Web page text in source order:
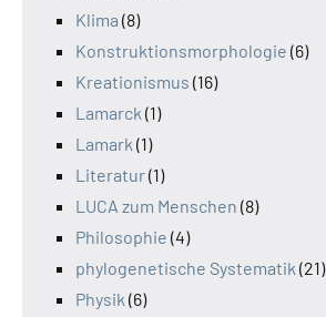
Klima (8)
Konstruktionsmorphologie (6)
Kreationismus (16)
Lamarck (1)
Lamark (1)
Literatur(1)
LUCA zum Menschen (8)
Philosophie (4)
phylogenetische Systematik (21)
Physik (6)